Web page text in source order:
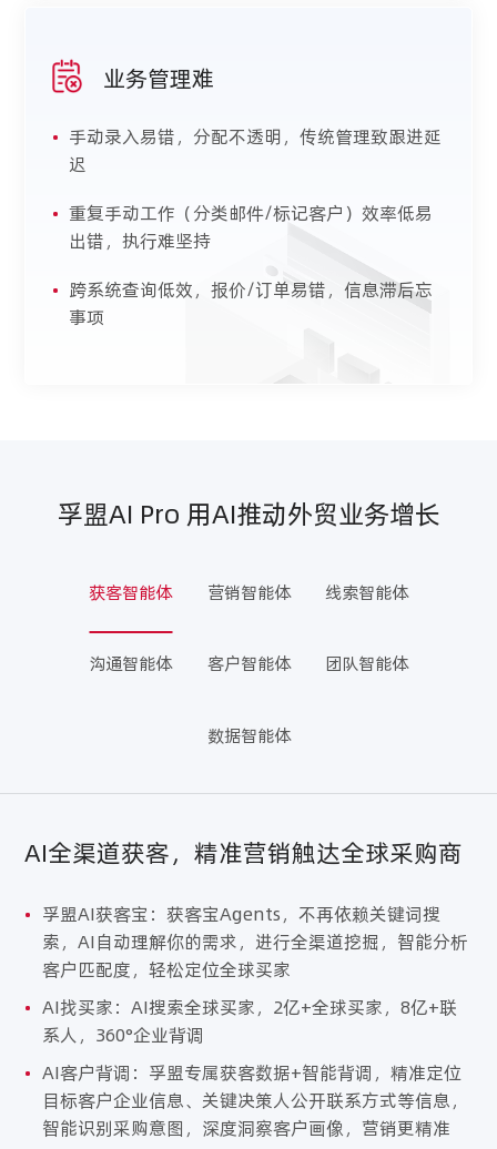
业务管理难
• 手动录入易错，分配不透明，传统管理致跟进延
迟
• 重复手动工作（分类邮件/标记客户）效率低易
出错，执行难坚持
• 跨系统查询低效，报价/订单易错，信息滞后忘
事项
孚盟AI Pro 用AI推动外贸业务增长
获客智能体 营销智能体 线索智能体
沟通智能体 客户智能体 团队智能体
数据智能体
AI全渠道获客，精准营销触达全球采购商
• 孚盟AI获客宝：获客宝Agents，不再依赖关键词搜
索，AI自动理解你的需求，进行全渠道挖掘，智能分析
客户匹配度，轻松定位全球买家
• AI找买家：AI搜索全球买家，2亿+全球买家，8亿+联
系人，360°企业背调
• AI客户背调：孚盟专属获客数据+智能背调，精准定位
目标客户企业信息、关键决策人公开联系方式等信息，
智能识别采购意图，深度洞察客户画像，营销更精准